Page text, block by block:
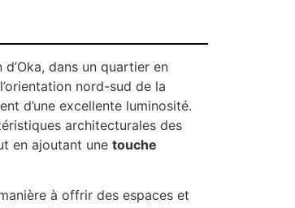
dans un quartier en
nord-sud de la
d’une excellente luminosité.
architecturales des
en ajoutant une touche
à offrir des espaces et